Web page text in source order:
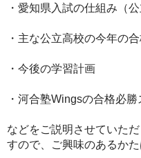
・愛知県入試の仕組み（公
・主な公立高校の今年の
・今後の学習計画
・河合塾Wingsの合格必
などをご説明させていた
すので、ご興味のあるか